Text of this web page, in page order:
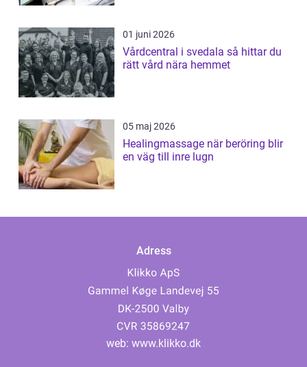
01 juni 2026
Vårdcentral i svedala så hittar du
rätt vård nära hemmet
05 maj 2026
Healingmassage när beröring blir
en väg till inre lugn
Adress
web: www.klikko.dk